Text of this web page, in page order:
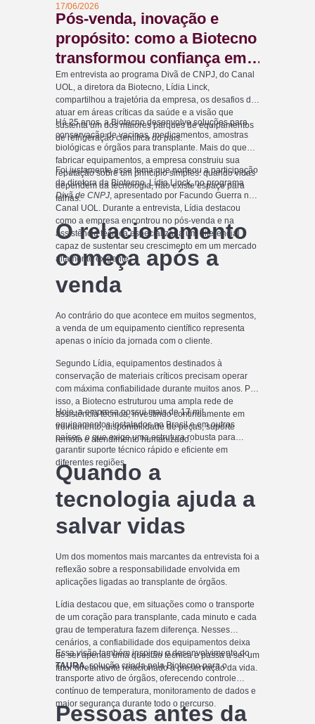
17/06/2026
Pós-venda, inovação e
propósito: como a Biotecno
transformou confiança em
diferencial competitivo
Em entrevista ao programa Divã de CNPJ, do Canal
UOL, a diretora da Biotecno, Lídia Linck,
compartilhou a trajetória da empresa, os desafios de
atuar em áreas críticas da saúde e a visão que
sustenta um dos maiores parques de equipamentos
de refrigeração científica do país.
Há 25 anos, a Biotecno desenvolve soluções para
conservação de vacinas, medicamentos, amostras
biológicas e órgãos para transplante. Mais do que
fabricar equipamentos, a empresa construiu sua
reputação sobre um princípio simples: quando vidas
dependem da tecnologia, não existe espaço para
falhas.
Foi justamente esse tema que norteou a participação
da diretora da Biotecno, Lídia Linck, no programa
Divã de CNPJ, apresentado por Facundo Guerra no
Canal UOL. Durante a entrevista, Lídia destacou
como a empresa encontrou no pós-venda e na
assistência técnica especializada um diferencial
capaz de sustentar seu crescimento em um mercado
altamente exigente.
O relacionamento
começa após a
venda
Ao contrário do que acontece em muitos segmentos,
a venda de um equipamento científico representa
apenas o início da jornada com o cliente.
Segundo Lídia, equipamentos destinados à
conservação de materiais críticos precisam operar
com máxima confiabilidade durante muitos anos. Por
isso, a Biotecno estruturou uma ampla rede de
assistência técnica, investindo continuamente em
treinamento, disponibilidade de peças, suporte
remoto e atendimento humanizado.
Hoje, a empresa possui mais de 17 mil
equipamentos instalados no Brasil e em outros
países, o que exige uma estrutura robusta para
garantir suporte técnico rápido e eficiente em
diferentes regiões.
Quando a
tecnologia ajuda a
salvar vidas
Um dos momentos mais marcantes da entrevista foi a
reflexão sobre a responsabilidade envolvida em
aplicações ligadas ao transplante de órgãos.
Lídia destacou que, em situações como o transporte
de um coração para transplante, cada minuto e cada
grau de temperatura fazem diferença. Nesses
cenários, a confiabilidade dos equipamentos deixa
de ser apenas uma questão técnica e passa a ser um
fator diretamente relacionado à preservação da vida.
Essa visão também inspirou o desenvolvimento do
TAURA, solução criada pela Biotecno para o
transporte ativo de órgãos, oferecendo controle
contínuo de temperatura, monitoramento de dados e
maior segurança durante todo o percurso.
Pessoas antes da